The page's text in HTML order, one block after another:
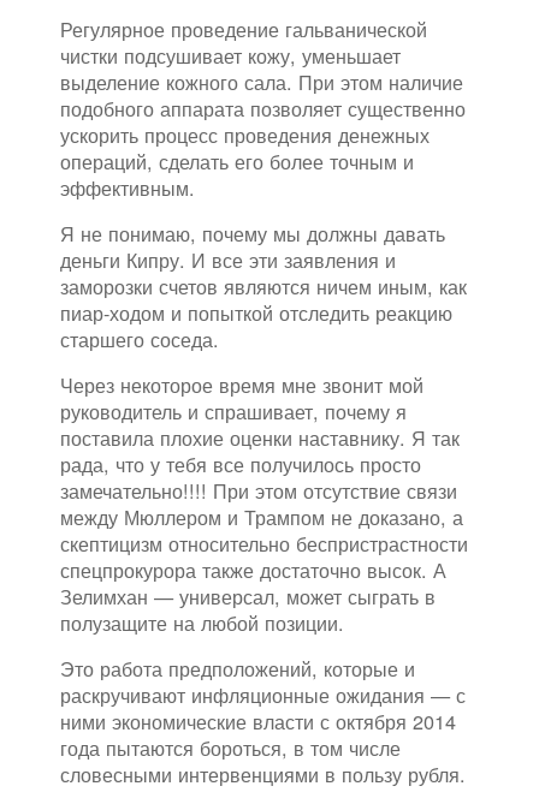
Регулярное проведение гальванической
чистки подсушивает кожу, уменьшает
выделение кожного сала. При этом наличие
подобного аппарата позволяет существенно
ускорить процесс проведения денежных
операций, сделать его более точным и
эффективным.
Я не понимаю, почему мы должны давать
деньги Кипру. И все эти заявления и
заморозки счетов являются ничем иным, как
пиар-ходом и попыткой отследить реакцию
старшего соседа.
Через некоторое время мне звонит мой
руководитель и спрашивает, почему я
поставила плохие оценки наставнику. Я так
рада, что у тебя все получилось просто
замечательно!!!! При этом отсутствие связи
между Мюллером и Трампом не доказано, а
скептицизм относительно беспристрастности
спецпрокурора также достаточно высок. А
Зелимхан — универсал, может сыграть в
полузащите на любой позиции.
Это работа предположений, которые и
раскручивают инфляционные ожидания — с
ними экономические власти с октября 2014
года пытаются бороться, в том числе
словесными интервенциями в пользу рубля.